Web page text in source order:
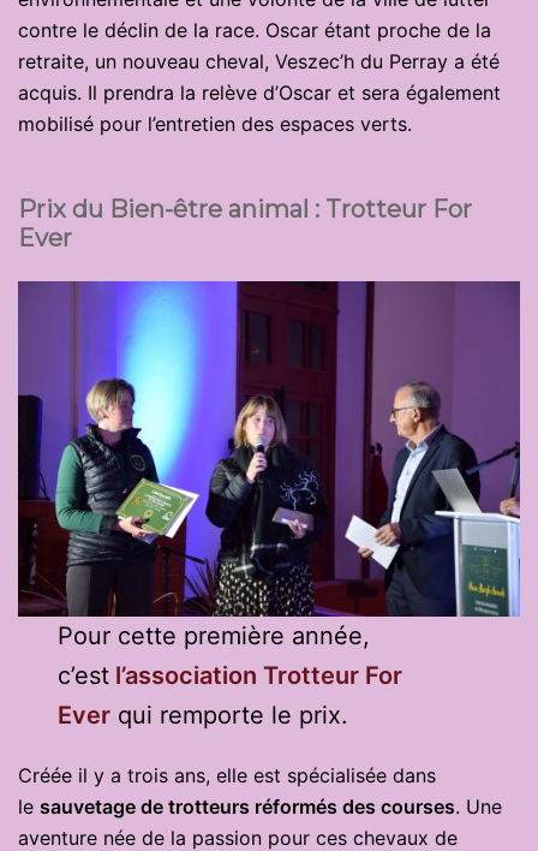
contre le déclin de la race. Oscar étant proche de la
retraite, un nouveau cheval, Veszec’h du Perray a été
acquis. Il prendra la relève d’Oscar et sera également
mobilisé pour l’entretien des espaces verts.
Prix du Bien-être animal : Trotteur For
Ever
Pour cette première année,
c’est l’association Trotteur For
Ever qui remporte le prix.
Créée il y a trois ans, elle est spécialisée dans
le sauvetage de trotteurs réformés des courses. Une
aventure née de la passion pour ces chevaux de